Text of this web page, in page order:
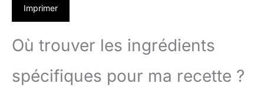
Imprimer
Où trouver les ingrédients
spécifiques pour ma recette ?